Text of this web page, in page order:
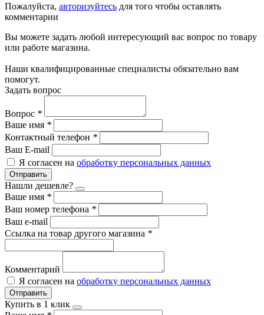
Пожалуйста, авторизуйтесь для того чтобы оставлять
комментарии
Вы можете задать любой интересующий вас вопрос по товару
или работе магазина.
Наши квалифицированные специалисты обязательно вам
помогут.
Задать вопрос
Вопрос *
Ваше имя *
Контактный телефон *
Ваш E-mail
Я согласен на обработку персональных данных
Отправить
Нашли дешевле?
Ваше имя *
Ваш номер телефона *
Ваш e-mail
Ссылка на товар другого магазина *
Комментарий
Я согласен на обработку персональных данных
Отправить
Купить в 1 клик